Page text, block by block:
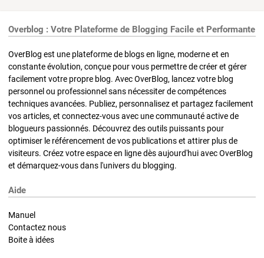
Overblog : Votre Plateforme de Blogging Facile et Performante
OverBlog est une plateforme de blogs en ligne, moderne et en
constante évolution, conçue pour vous permettre de créer et gérer
facilement votre propre blog. Avec OverBlog, lancez votre blog
personnel ou professionnel sans nécessiter de compétences
techniques avancées. Publiez, personnalisez et partagez facilement
vos articles, et connectez-vous avec une communauté active de
blogueurs passionnés. Découvrez des outils puissants pour
optimiser le référencement de vos publications et attirer plus de
visiteurs. Créez votre espace en ligne dès aujourd'hui avec OverBlog
et démarquez-vous dans l'univers du blogging.
Aide
Manuel
Contactez nous
Boite à idées